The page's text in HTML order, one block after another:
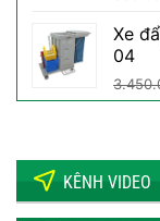
Xe
04
KÊNH VIDEO